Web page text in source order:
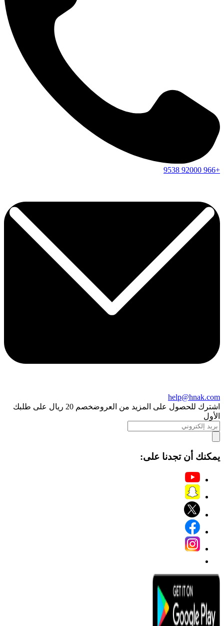
+966
92000
9538
help@hnak.com
اشترك للحصول على المزيد من العروض
خصم 20 ريال على طلبك
الأول
يمكنك أن تجدنا على: